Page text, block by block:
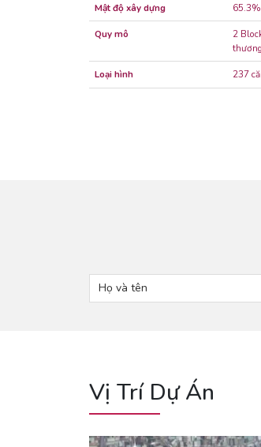
Mật độ xây dựng 65.3%
Quy mô
2
Loại hình 237
Vị Trí Dự Án